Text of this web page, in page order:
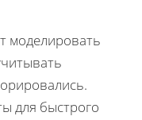
моделировать
для быстрого